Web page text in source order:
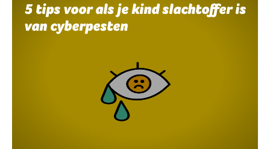
5 tips voor als je kind slachtoffer is
van cyberpesten